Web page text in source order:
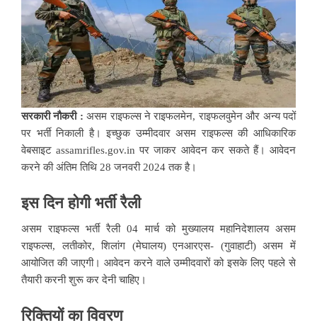
सरकारी नौकरी : असम राइफल्स ने राइफलमेन, राइफलवुमेन और अन्य पदों
पर भर्ती निकाली है। इच्छुक उम्मीदवार असम राइफल्स की आधिकारिक
वेबसाइटassamrifles.gov.in पर जाकर आवेदन कर सकते हैं। आवेदन
करने की अंतिम तिथि 28 जनवरी 2024 तक है।
इस दिन होगी भर्ती रैली
असम राइफल्स भर्ती रैली 04 मार्च को मुख्यालय महानिदेशालय असम
राइफल्स, लतीकोर, शिलांग (मेघालय) एनआरएस- (गुवाहाटी) असम में
आयोजित की जाएगी। आवेदन करने वाले उम्मीदवारों को इसके लिए पहले से
तैयारी करनी शुरू कर देनी चाहिए।
रिक्तियों का विवरण